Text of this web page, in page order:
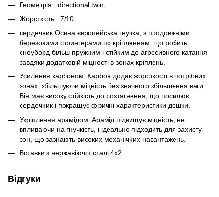
Геометрія : directional twin;
Жорсткість : 7/10
сердечник Осина європейська гнучка, з продовжніми
березовими стрингерами по кріпленням, що робить
сноуборд більш пружним і стійким до агресивного катання
завдяки додатковій міцності в зонах кріплень.
Усилення карбоном: Карбон додає жорсткості в потрібних
зонах, збільшуючи міцність без значного збільшення ваги.
Він має високу стійкість до розтягнення, що посилює
сердечник і покращує фізичні характеристики дошки.
Укріплення арамідом: Арамід підвищує міцність, не
впливаючи на гнучкість, і ідеально підходить для захисту
зон, що зазнають високих механічних навантажень.
Вставки з нержавіючої сталі 4х2.
Відгуки